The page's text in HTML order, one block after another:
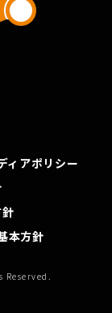
ィアポリシー
本方針